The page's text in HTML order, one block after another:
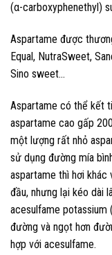
(α-carboxyphenethyl)
Aspartame được
Equal, NutraSweet,
Sino sweet…
Aspartame có thể kết
aspartame cao gấp
một lượng rất nhỏ
sử dụng đường mía
aspartame thì hơi
đầu, nhưng lại kéo dài
acesulfame
đường và ngọt hơn
hợp với acesulfame.